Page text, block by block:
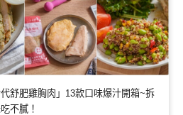
舒肥雞胸肉」13款口味爆汁開箱~拆
不膩！